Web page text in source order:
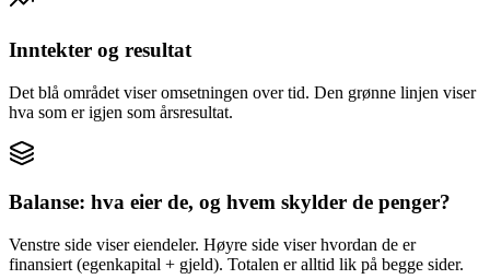
Inntekter og resultat
Det blå området viser omsetningen over tid. Den grønne linjen viser
hva som er igjen som årsresultat.
Balanse: hva eier de, og hvem skylder de penger?
Venstre side viser eiendeler. Høyre side viser hvordan de er
finansiert (egenkapital + gjeld). Totalen er alltid lik på begge sider.